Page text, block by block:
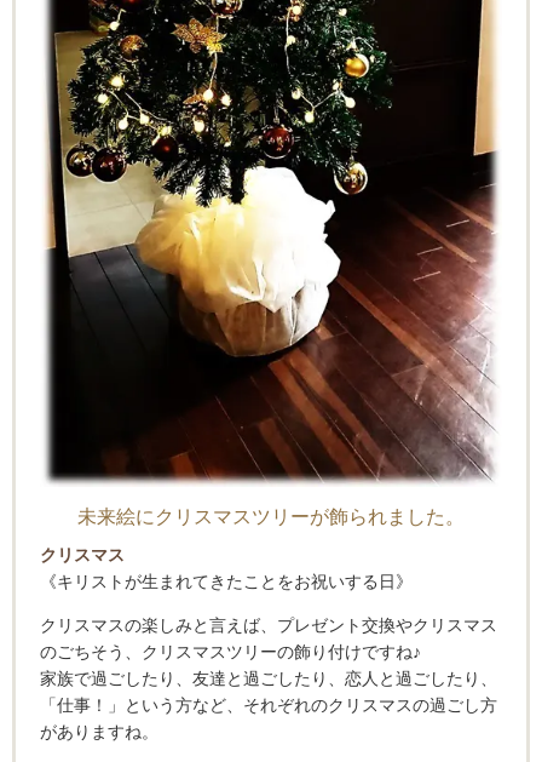
未来絵にクリスマスツリーが飾られました。
クリスマス
《キリストが生まれてきたことをお祝いする日》
クリスマスの楽しみと言えば、 プレゼント交換やクリスマス
のごちそう、 クリスマスツリーの飾り付けですね♪
家族で過ごしたり、友達と過ごしたり、恋人と過ごしたり、
「仕事！」という方など、 それぞれのクリスマスの過ごし方
がありますね。